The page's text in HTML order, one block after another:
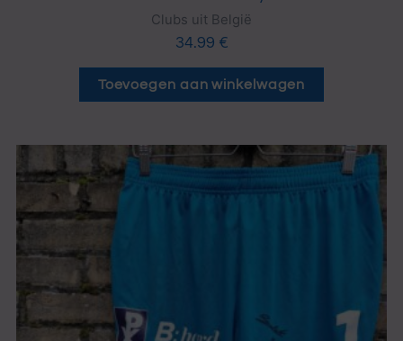
Clubs uit België
34.99 €
Toevoegen aan winkelwagen